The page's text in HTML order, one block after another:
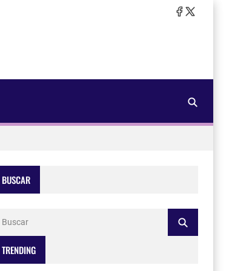
BUSCAR
TRENDING